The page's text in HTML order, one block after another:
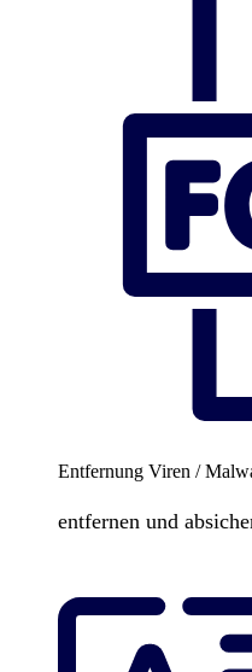
Entfernung Viren /
entfernen und